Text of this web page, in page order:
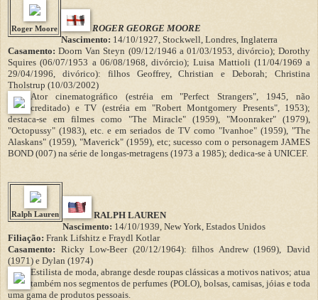
Roger Moore
ROGER GEORGE MOORE
Nascimento: 14/10/1927, Stockwell, Londres, Inglaterra
Casamento: Doorn Van Steyn (09/12/1946 a 01/03/1953, divórcio); Dorothy
Squires (06/07/1953 a 06/08/1968, divórcio); Luisa Mattioli (11/04/1969 a
29/04/1996, divórico): filhos Geoffrey, Christian e Deborah; Christina
Tholstrup (10/03/2002)
Ator cinematográfico (estréia em "Perfect Strangers", 1945, não
creditado) e TV (estréia em "Robert Montgomery Presents", 1953);
destaca-se em filmes como "The Miracle" (1959), "Moonraker" (1979),
"Octopussy" (1983), etc. e em seriados de TV como "Ivanhoe" (1959), "The
Alaskans" (1959), "Maverick" (1959), etc; sucesso com o personagem JAMES
BOND (007) na série de longas-metragens (1973 a 1985); dedica-se à UNICEF.
Ralph Lauren
RALPH LAUREN
Nascimento: 14/10/1939, New York, Estados Unidos
Filiação: Frank Lifshitz e Fraydl Kotlar
Casamento: Ricky Low-Beer (20/12/1964): filhos Andrew (1969), David
(1971) e Dylan (1974)
Estilista de moda, abrange desde roupas clássicas a motivos nativos; atua
também nos segmentos de perfumes (POLO), bolsas, camisas, jóias e toda
uma gama de produtos pessoais.